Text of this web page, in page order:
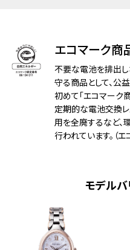
デザイン特徴
白蝶
夜光
充電
充電
過充
時)
日中
エコマーク商
不要な電池を排出し
守る商品として、
初めて「エコマーク
定期的な電池交換
用を全廃するなど、
行われています。（
モデルバ